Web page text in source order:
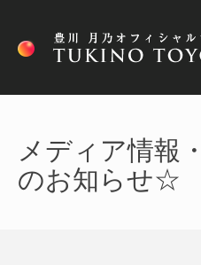
メディア情報
のお知らせ☆